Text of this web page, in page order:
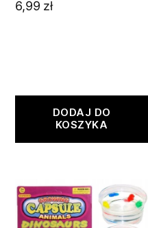
6,99 zł
DODAJ DO
KOSZYKA